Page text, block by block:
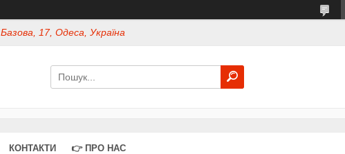
Базова, 17, Одеса, Україна
КОНТАКТИ 👉 ПРО НАС